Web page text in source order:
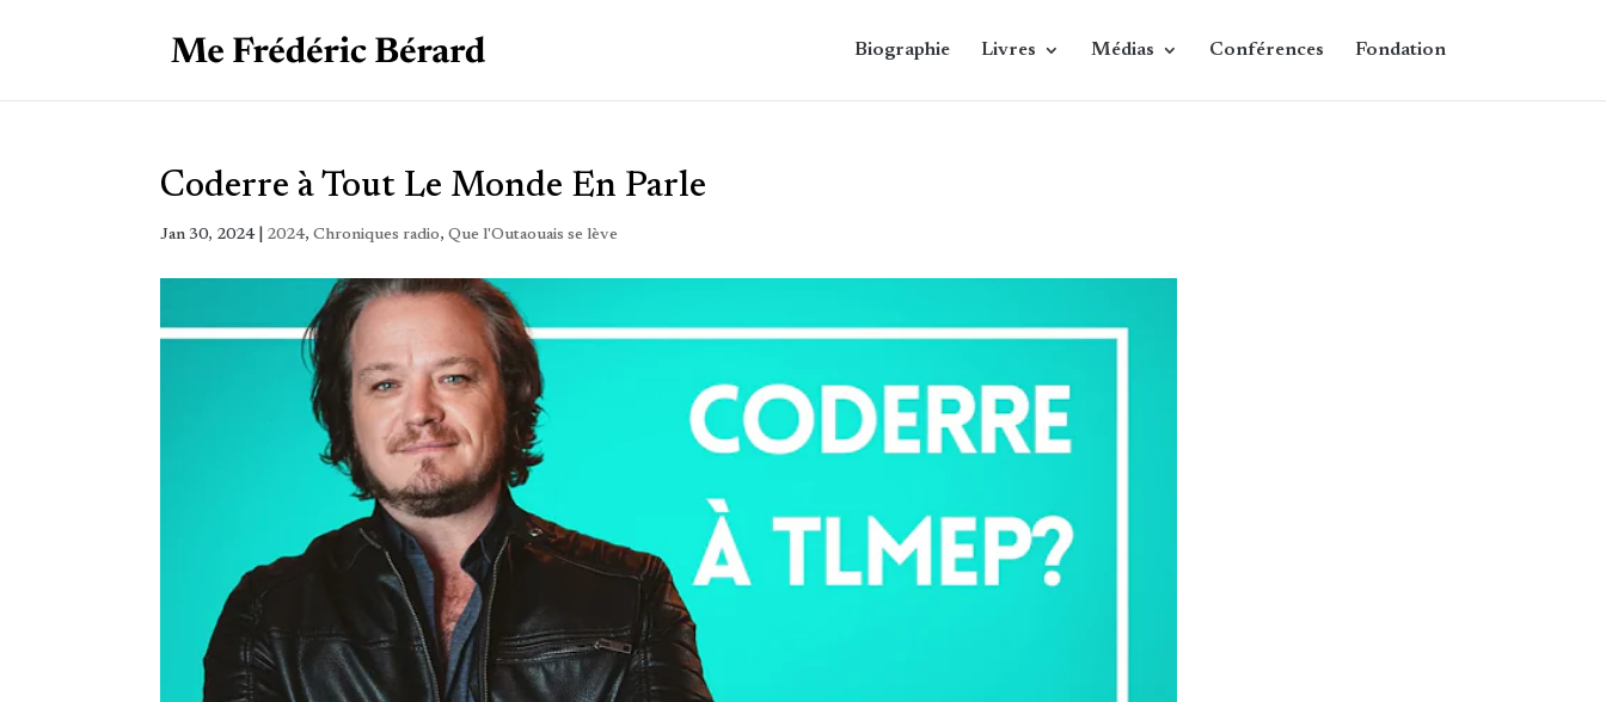
Biographie Livres Médias Conférences Fondation
Coderre à Tout Le Monde En Parle
Jan 30, 2024| 2024,Chroniques radio,Que l'Outaouais se lève